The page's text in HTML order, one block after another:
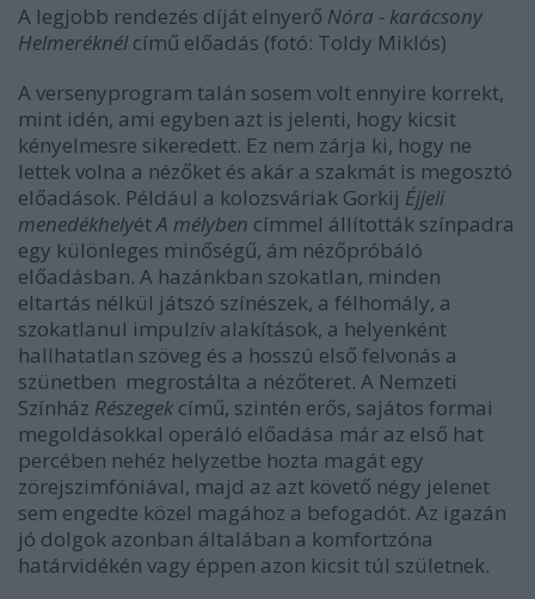
A legjobb rendezés díját elnyerő Nóra - karácsony
Helmeréknélcímű előadás (fotó: Toldy Miklós)
A versenyprogram talán sosem volt ennyire korrekt,
mint idén, ami egyben azt is jelenti, hogy kicsit
kényelmesre sikeredett. Ez nem zárja ki, hogy ne
lettek volna a nézőket és akár a szakmát is megosztó
előadások. Például a kolozsváriak Gorkij Éjjeli
menedékhelyétA mélyben címmel állították színpadra
egy különleges minőségű, ám nézőpróbáló
előadásban. A hazánkban szokatlan, minden
eltartás nélkül játszó színészek, a félhomály, a
szokatlanul impulzív alakítások, a helyenként
hallhatatlan szöveg és a hosszú első felvonás a
szünetben megrostálta a nézőteret. A Nemzeti
Színház Részegek című, szintén erős, sajátos formai
megoldásokkal operáló előadása már az első hat
percében nehéz helyzetbe hozta magát egy
zörejszimfóniával, majd az azt követő négy jelenet
sem engedte közel magához a befogadót. Az igazán
jó dolgok azonban általában a komfortzóna
határvidékén vagy éppen azon kicsit túl születnek.